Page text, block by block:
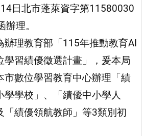
日北市蓬萊資字第11580030
辦理。
辦理教育部「115年推動教育AI
學習績優徵選計畫」，爰本局
市數位學習教育中心辦理「績
學學校」、「績優中小學人
「績優領航教師」等3類別初